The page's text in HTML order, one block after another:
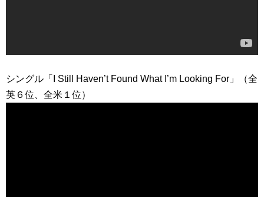
シングル「I Still Haven’t Found What I’m Looking For」（全
英６位、全米１位）